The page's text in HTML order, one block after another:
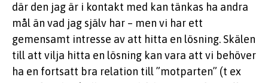
där den jag är i kontakt med kan tänkas ha andra
mål än vad jag själv har – men vi har ett
gemensamt intresse av att hitta en lösning. Skälen
till att vilja hitta en lösning kan vara att vi behöver
ha en fortsatt bra relation till ”motparten” (t ex